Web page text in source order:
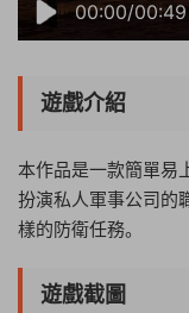
00:00/00:49
遊戲介紹
本作品是一款簡單易
扮演私人軍事公司的
樣的防衛任務。
遊戲截圖